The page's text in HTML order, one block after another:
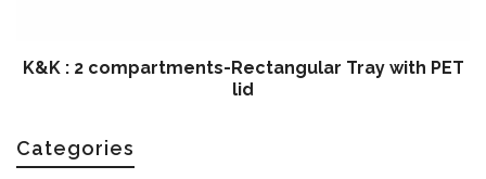
K&K : 2 compartments-Rectangular Tray with PET
lid
Categories